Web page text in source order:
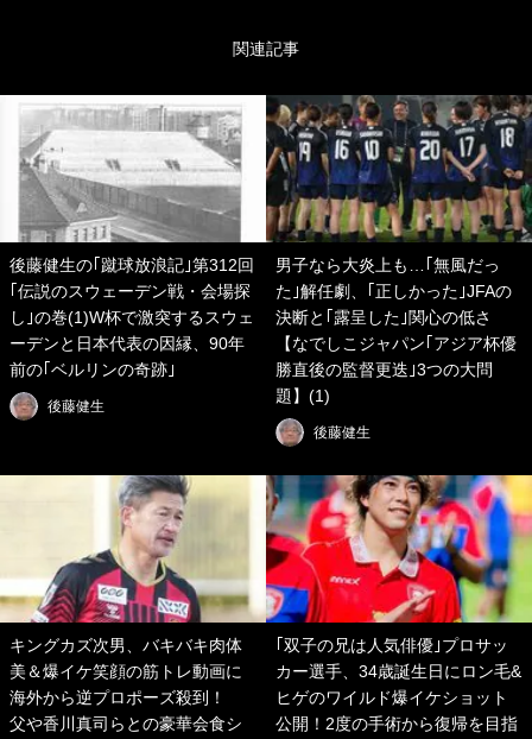
関連記事
後藤健生の｢蹴球放浪記｣第312回
｢伝説のスウェーデン戦・会場探
し｣の巻(1)W杯で激突するスウェ
ーデンと日本代表の因縁、90年
前の｢ベルリンの奇跡｣
後藤健生
男子なら大炎上も…｢無風だっ
た｣解任劇、｢正しかった｣JFAの
決断と｢露呈した｣関心の低さ
【なでしこジャパン｢アジア杯優
勝直後の監督更迭｣3つの大問
題】(1)
後藤健生
キングカズ次男、バキバキ肉体
美＆爆イケ笑顔の筋トレ動画に
海外から逆プロポーズ殺到！
父や香川真司らとの豪華会食シ
｢双子の兄は人気俳優｣プロサッ
カー選手、34歳誕生日にロン毛&
ヒゲのワイルド爆イケショット
公開！2度の手術から復帰を目指